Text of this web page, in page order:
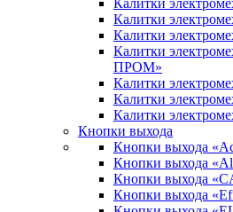
Калитки
Калитки
Калитки
Калитки
ПРОМ»
Калитки
Калитки
Калитки
Кнопки выхода
Кнопки выхода
Кнопки выхода
Кнопки выхода
Кнопки выхода